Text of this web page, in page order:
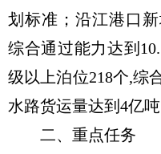
划标准；沿江港口新
综合通过能力达到
级以上泊位218个,综
水路货运量达到4亿吨
二、重点任务